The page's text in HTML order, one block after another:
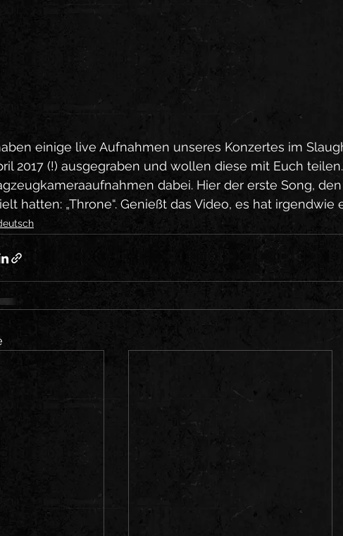
einige live Aufnahmen unseres Konzertes im
2017 (!) ausgegraben und wollen diese mit Euch
dabei. Hier der erste Song,
hatten: „Throne“. Genießt das Video, es hat irgendwie